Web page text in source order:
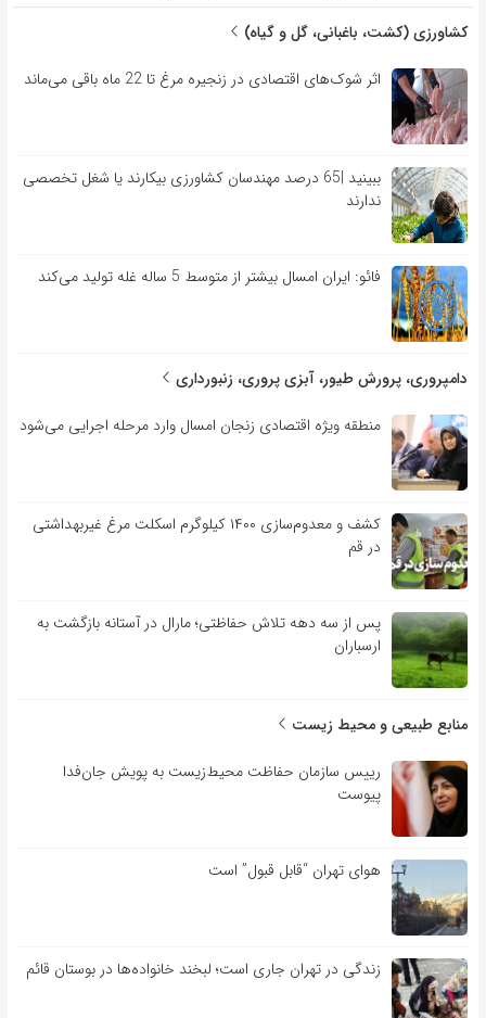
کشاورزی (کشت، باغبانی، گل و گیاه)
اثر شوک‌های اقتصادی در زنجیره مرغ تا 22 ماه باقی می‌ماند
ببینید |65 درصد مهندسان کشاورزی بیکارند یا شغل تخصصی
ندارند
فائو: ایران امسال بیشتر از متوسط 5 ساله غله تولید می‌کند
دامپروری، پرورش طیور، آبزی پروری، زنبورداری
منطقه ویژه اقتصادی زنجان امسال وارد مرحله اجرایی می‌شود
کشف و معدوم‌سازی ۱۴۰۰ کیلوگرم اسکلت مرغ غیربهداشتی
در قم
پس از سه دهه تلاش حفاظتی؛ مارال در آستانه بازگشت به
ارسباران
منابع طبیعی و محیط زیست
رییس سازمان حفاظت محیط‌زیست به پویش جان‌فدا
پیوست
هوای تهران “قابل قبول” است
زندگی در تهران جاری است؛ لبخند خانواده‌ها در بوستان قائم